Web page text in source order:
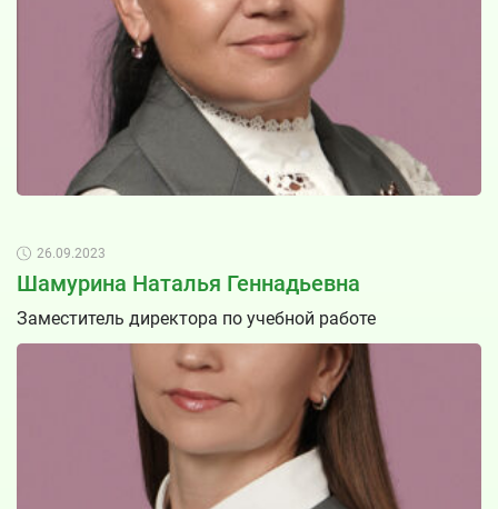
26.09.2023
Шамурина Наталья Геннадьевна
Заместитель директора по учебной работе